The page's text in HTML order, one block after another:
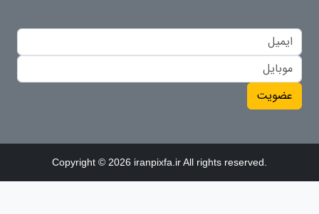
عضویت
Copyright © 2026 iranpixfa.ir All rights reserved.